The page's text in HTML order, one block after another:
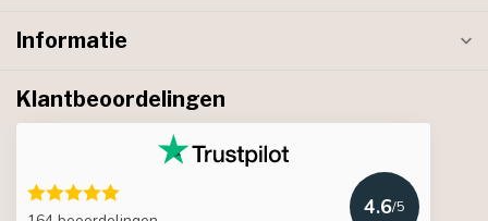
Informatie
Klantbeoordelingen
4.6/5